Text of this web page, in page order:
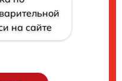
на сайте